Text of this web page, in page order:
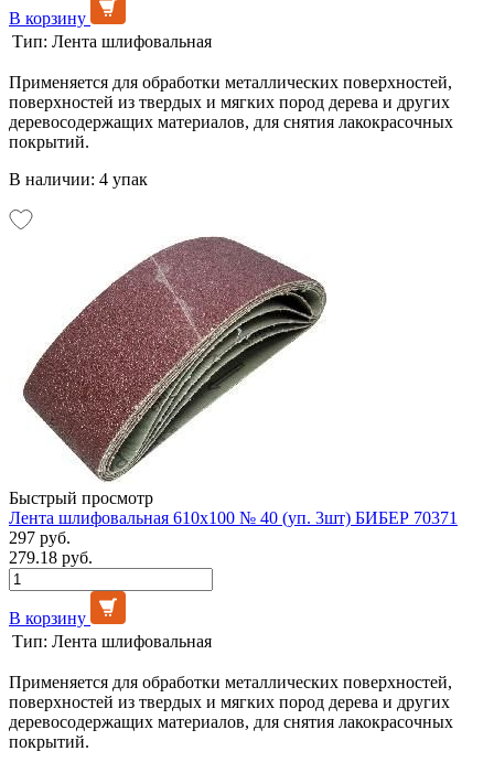
В корзину
Тип: Лента шлифовальная
Применяется для обработки металлических поверхностей,
поверхностей из твердых и мягких пород дерева и других
деревосодержащих материалов, для снятия лакокрасочных
покрытий.
В наличии: 4 упак
Быстрый просмотр
Лента шлифовальная 610х100 № 40 (уп. 3шт) БИБЕР 70371
297 руб.
279.18 руб.
В корзину
Тип: Лента шлифовальная
Применяется для обработки металлических поверхностей,
поверхностей из твердых и мягких пород дерева и других
деревосодержащих материалов, для снятия лакокрасочных
покрытий.